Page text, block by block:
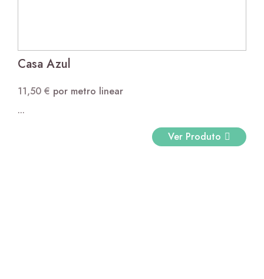
Casa Azul
11,50 € por metro linear
...
Ver Produto